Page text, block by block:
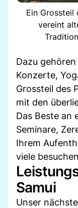
Ein Grossteil
vereint
Dazu
Konzerte,
Grossteil des
mit den
Das Beste an
Seminare,
Ihrem
viele
Samui
Unser